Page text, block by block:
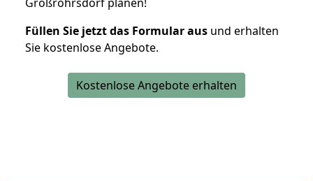
Füllen Sie jetzt das Formular aus und erhalten
Sie kostenlose Angebote.
Kostenlose Angebote erhalten